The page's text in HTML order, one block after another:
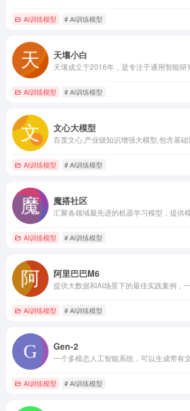
AI训练模型 # AI训练模型
天壤小白
AI训练模型 # AI训练模型
文心大模型
AI训练模型 # AI训练模型
魔搭社区
AI训练模型 # AI训练模型
阿里巴巴M6
AI训练模型 # AI训练模型
Gen-2
AI训练模型 # AI训练模型